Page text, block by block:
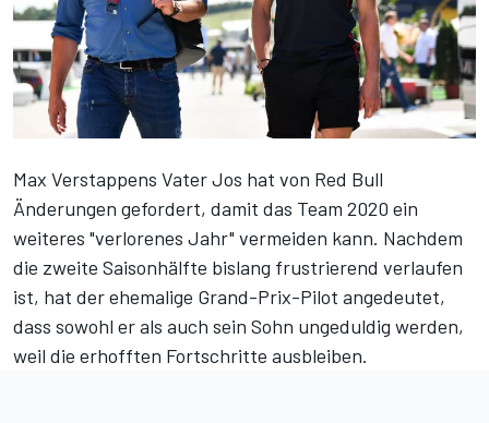
Max Verstappens Vater Jos hat von Red Bull
Änderungen gefordert, damit das Team 2020 ein
weiteres "verlorenes Jahr" vermeiden kann. Nachdem
die zweite Saisonhälfte bislang frustrierend verlaufen
ist, hat der ehemalige Grand-Prix-Pilot angedeutet,
dass sowohl er als auch sein Sohn ungeduldig werden,
weil die erhofften Fortschritte ausbleiben.